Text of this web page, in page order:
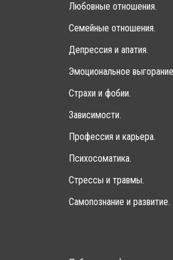
Любовные отношения.
Семейные отношения.
Депрессия и апатия.
Эмоциональное
Страхи и фобии.
Зависимости.
Профессия и карьера.
Психосоматика.
Стрессы и травмы.
Самопознание и развитие.